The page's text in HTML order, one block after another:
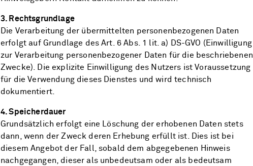
3. Rechtsgrundlage
Die Verarbeitung der übermittelten personenbezogenen Daten
erfolgt auf Grundlage des Art. 6 Abs. 1 lit. a) DS-GVO (Einwilligung
zur Verarbeitung personenbezogener Daten für die beschriebenen
Zwecke). Die explizite Einwilligung des Nutzers ist Voraussetzung
für die Verwendung dieses Dienstes und wird technisch
dokumentiert.
4. Speicherdauer
Grundsätzlich erfolgt eine Löschung der erhobenen Daten stets
dann, wenn der Zweck deren Erhebung erfüllt ist. Dies ist bei
diesem Angebot der Fall, sobald dem abgegebenen Hinweis
nachgegangen, dieser als unbedeutsam oder als bedeutsam